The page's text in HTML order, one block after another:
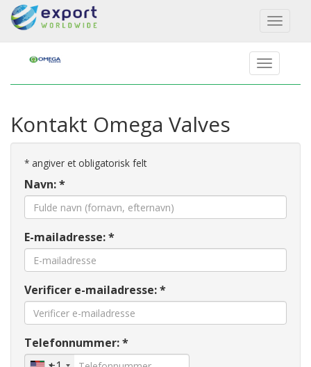
Toggle
Kontakt Omega Valves
* angiver et obligatorisk felt
Navn: *
E-mailadresse: *
Verificer e-mailadresse: *
Telefonnummer: *